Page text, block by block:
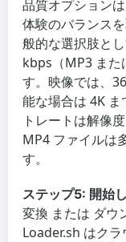
品質オプション
体験のバランス
般的な選択肢と
kbps（MP3 また
す。映像では、
能な場合は 4K
トレートは解像
MP4 ファイルは
す。
ステップ5: 開始
変換 または ダウ
Loader.sh はク